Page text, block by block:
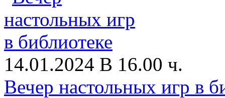
14.01.2024 В 16.00 ч.
Вечер настольных игр в